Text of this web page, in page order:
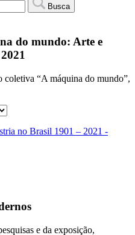
Busca
do mundo: Arte e
coletiva “A máquina do mundo”,
no Brasil 1901 – 2021 -
e da exposição,